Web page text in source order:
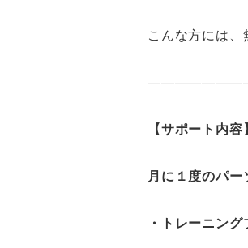
こんな方には、
【サポート内容
月に１度のパ
・トレーニン